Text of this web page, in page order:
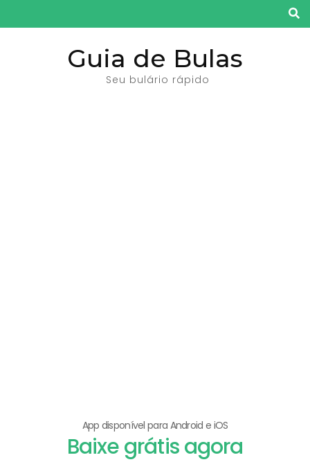
para
Guia de Bulas
Seu bulário rápido
App disponível para Android e iOS
Baixe grátis agora